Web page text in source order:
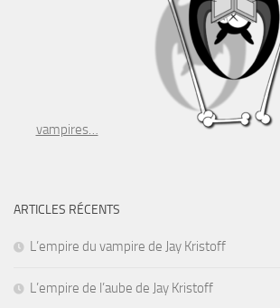
vampires…
ARTICLES RÉCENTS
L’empire du vampire de Jay Kristoff
L’empire de l’aube de Jay Kristoff